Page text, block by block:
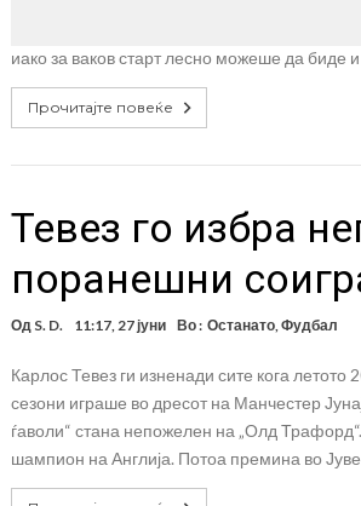
иако за ваков старт лесно можеше да биде
Прочитајте повеќе
Teвез го избра
поранешни
Од S. D. 11:17, 27 јуни Во : Останато, Фудбал
Карлос Тевез ги изненади сите кога
сезони играше во дресот на Манчестер
ѓаволи“ стана непожелен на „Олд
шампион на Англија. Потоа премина во